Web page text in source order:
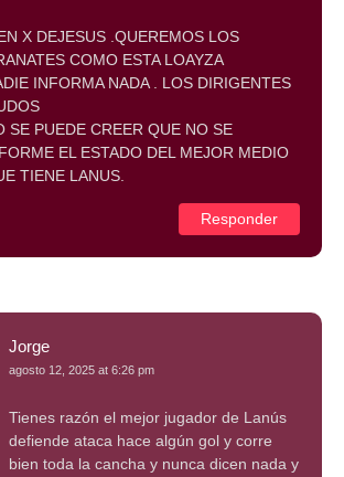
X DEJESUS .QUEREMOS LOS
COMO ESTA LOAYZA
INFORMA NADA . LOS DIRIGENTES
SE PUEDE CREER QUE NO SE
EL ESTADO DEL MEJOR MEDIO
TIENE LANUS.
Responder
Jorge
agosto 12, 2025 at 6:26 pm
Tienes razón el mejor jugador de Lanús
defiende ataca hace algún gol y corre
bien toda la cancha y nunca dicen nada y